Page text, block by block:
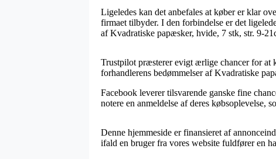
Ligeledes kan det anbefales at køber er klar
firmaet tilbyder. I den forbindelse er det
af Kvadratiske papæsker, hvide, 7 stk, str. 9-
Trustpilot præsterer evigt ærlige chancer for at
forhandlerens bedømmelser af Kvadratiske
Facebook leverer tilsvarende ganske fine
notere en anmeldelse af deres købsoplevelse,
Denne hjemmeside er finansieret af
ifald en bruger fra vores website fuldfører en